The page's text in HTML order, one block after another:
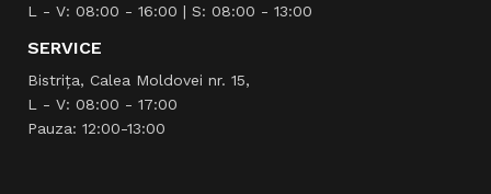
L - V: 08:00 - 16:00 | S: 08:00 - 13:00
SERVICE
Bistrița, Calea Moldovei nr. 15,
L - V: 08:00 - 17:00
Pauza: 12:00-13:00